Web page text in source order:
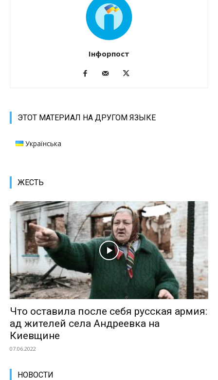
Інфорпост
ЭТОТ МАТЕРИАЛ НА ДРУГОМ ЯЗЫКЕ
Українська
ЖЕСТЬ
Что оставила после себя русская армия:
ад жителей села Андреевка на
Киевщине
07.06.2022
НОВОСТИ